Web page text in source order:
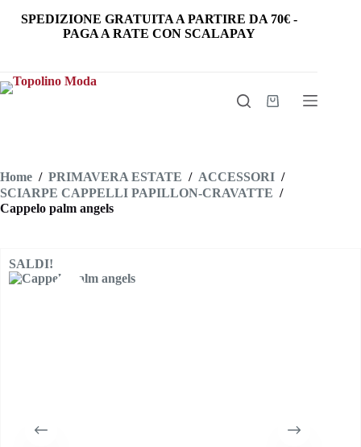
SPEDIZIONE GRATUITA A PARTIRE DA 70€ -
PAGA A RATE CON SCALAPAY
Carrello
Home / PRIMAVERA ESTATE / ACCESSORI /
SCIARPE CAPPELLI PAPILLON-CRAVATTE /
Cappelo palm angels
SALDI!